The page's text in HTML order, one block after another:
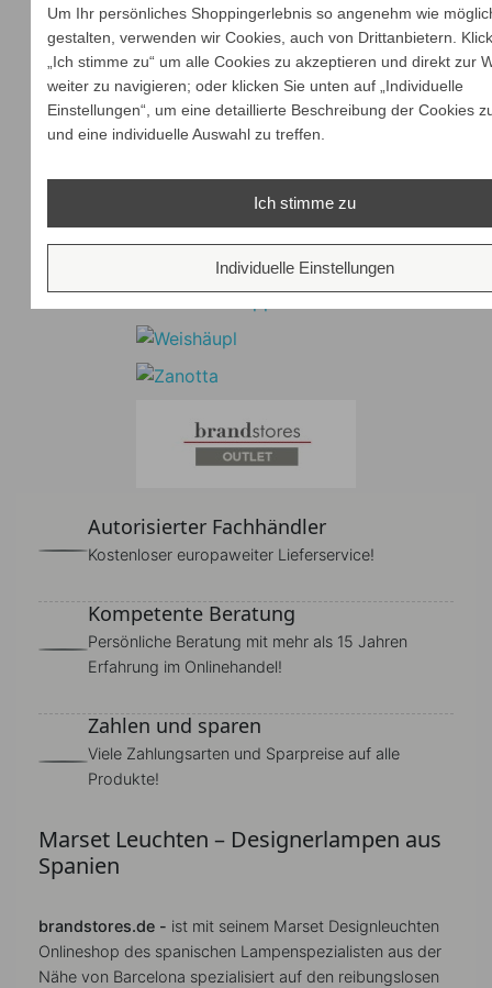
Autorisierter Fachhändler
Kostenloser europaweiter Lieferservice!
Kompetente Beratung
Persönliche Beratung mit mehr als 15 Jahren
Erfahrung im Onlinehandel!
Zahlen und sparen
Viele Zahlungsarten und Sparpreise auf alle
Produkte!
Marset Leuchten – Designerlampen aus
Spanien
brandstores.de - ist mit seinem Marset Designleuchten
Onlineshop des spanischen Lampenspezialisten aus der
Nähe von Barcelona spezialisiert auf den reibungslosen
Um Ihr persönliches Shoppingerlebnis so angenehm wie
gestalten, verwenden wir Cookies, auch von Drittanbietern.
„Ich stimme zu“ um alle Cookies zu akzeptieren und direkt zur
weiter zu navigieren; oder klicken Sie unten auf „Individuelle
Einstellungen“, um eine detaillierte Beschreibung der Cookies
und eine individuelle Auswahl zu treffen.
Ich stimme zu
Individuelle Einstellungen